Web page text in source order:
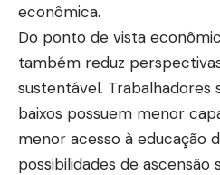
econômica.
Do ponto de vista
também reduz
sustentável. Trabalhadores
baixos possuem menor
menor acesso à educação
possibilidades de ascensão